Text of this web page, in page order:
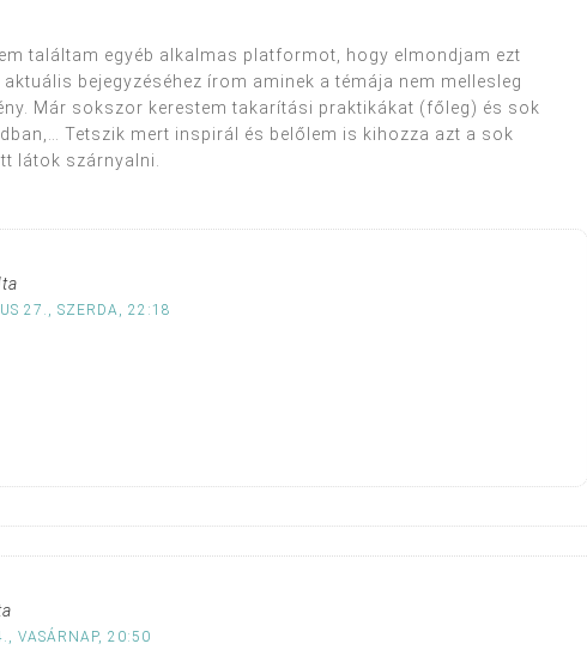
találtam egyéb alkalmas platformot, hogy elmondjam ezt
bejegyzéséhez írom aminek a témája nem mellesleg
Már sokszor kerestem takarítási praktikákat (főleg) és sok
Tetszik mert inspirál és belőlem is kihozza azt a sok
látok szárnyalni.
27., SZERDA, 22:18
VASÁRNAP, 20:50